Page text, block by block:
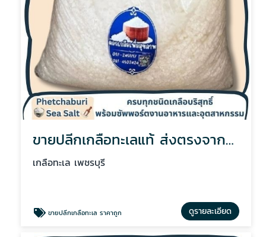
ขายปลีกเกลือทะเลแท้ ส่งตรงจากนาเกลือเพรชบุรี
เกลือทะเล เพชรบุรี
ขายปลีกเกลือทะเล ราคาถูก ดูรายละเอียด